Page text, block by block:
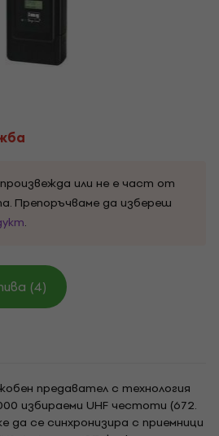
или не е част от
Препоръчваме да избереш
.
(4)
предавател с технология
избираеми UHF честоти (672.
да се синхронизира с приемници